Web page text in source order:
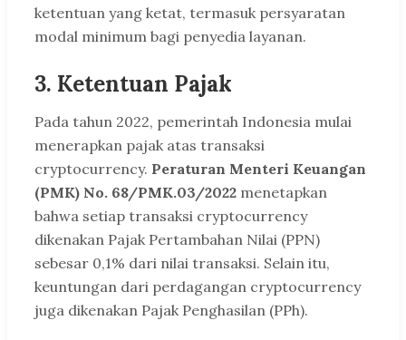
ketentuan yang ketat, termasuk persyaratan
modal minimum bagi penyedia layanan.
3. Ketentuan Pajak
Pada tahun 2022, pemerintah Indonesia mulai
menerapkan pajak atas transaksi
cryptocurrency. Peraturan Menteri Keuangan
(PMK) No. 68/PMK.03/2022 menetapkan
bahwa setiap transaksi cryptocurrency
dikenakan Pajak Pertambahan Nilai (PPN)
sebesar 0,1% dari nilai transaksi. Selain itu,
keuntungan dari perdagangan cryptocurrency
juga dikenakan Pajak Penghasilan (PPh).